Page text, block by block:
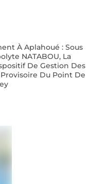
À Aplahoué : Sous
NATABOU, La
De Gestion Des
Du Point De